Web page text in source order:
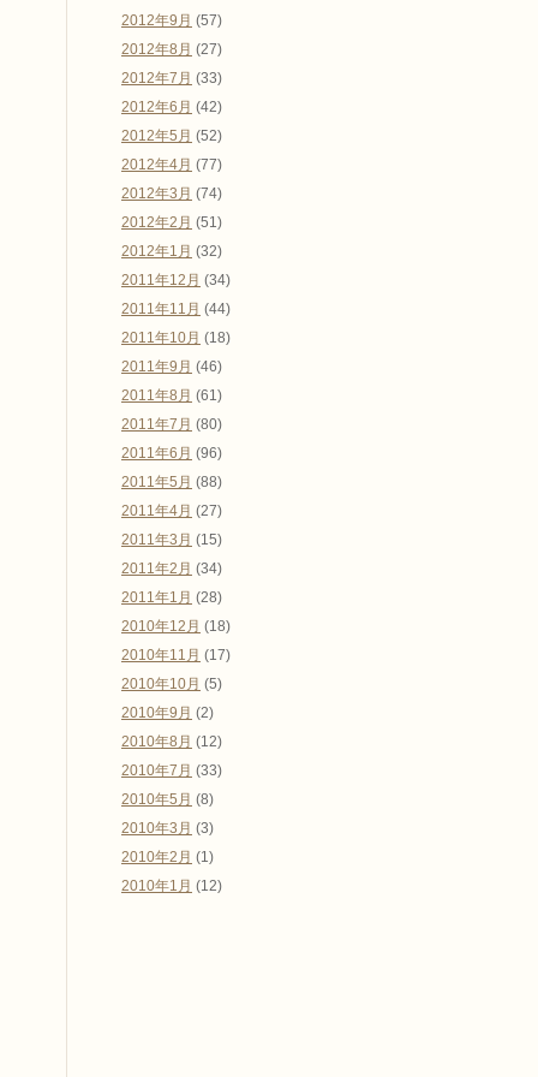
2012年9月 (57)
2012年8月 (27)
2012年7月 (33)
2012年6月 (42)
2012年5月 (52)
2012年4月 (77)
2012年3月 (74)
2012年2月 (51)
2012年1月 (32)
2011年12月 (34)
2011年11月 (44)
2011年10月 (18)
2011年9月 (46)
2011年8月 (61)
2011年7月 (80)
2011年6月 (96)
2011年5月 (88)
2011年4月 (27)
2011年3月 (15)
2011年2月 (34)
2011年1月 (28)
2010年12月 (18)
2010年11月 (17)
2010年10月 (5)
2010年9月 (2)
2010年8月 (12)
2010年7月 (33)
2010年5月 (8)
2010年3月 (3)
2010年2月 (1)
2010年1月 (12)